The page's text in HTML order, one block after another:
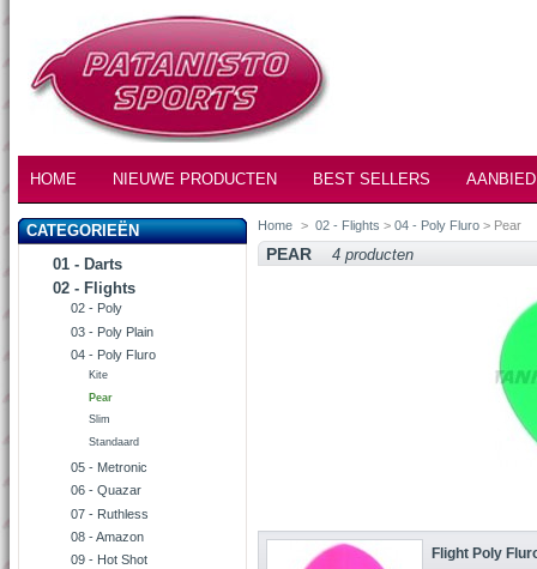
HOME NIEUWE PRODUCTEN BEST SELLERS
CATEGORIEËN
01 - Darts
02 - Flights
02 - Poly
03 - Poly Plain
04 - Poly Fluro
Kite
Pear
Slim
Standaard
05 - Metronic
06 - Quazar
07 - Ruthless
08 - Amazon
09 - Hot Shot
Home > 02 - Flights >04 - Poly Fluro > Pear
PEAR 4 producten
Flight Poly